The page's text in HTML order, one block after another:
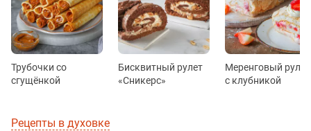
Трубочки со
сгущёнкой
Бисквитный рулет
«Сникерс»
Меренговый рулет
с клубникой
Рецепты в духовке